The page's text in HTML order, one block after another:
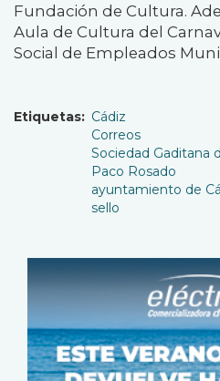
Fundación de Cultura.
Aula de Cultura del
Social de Empleados
Etiquetas
Cádiz
Correos
Sociedad Gaditana
Paco Rosado
ayuntamiento de
sello